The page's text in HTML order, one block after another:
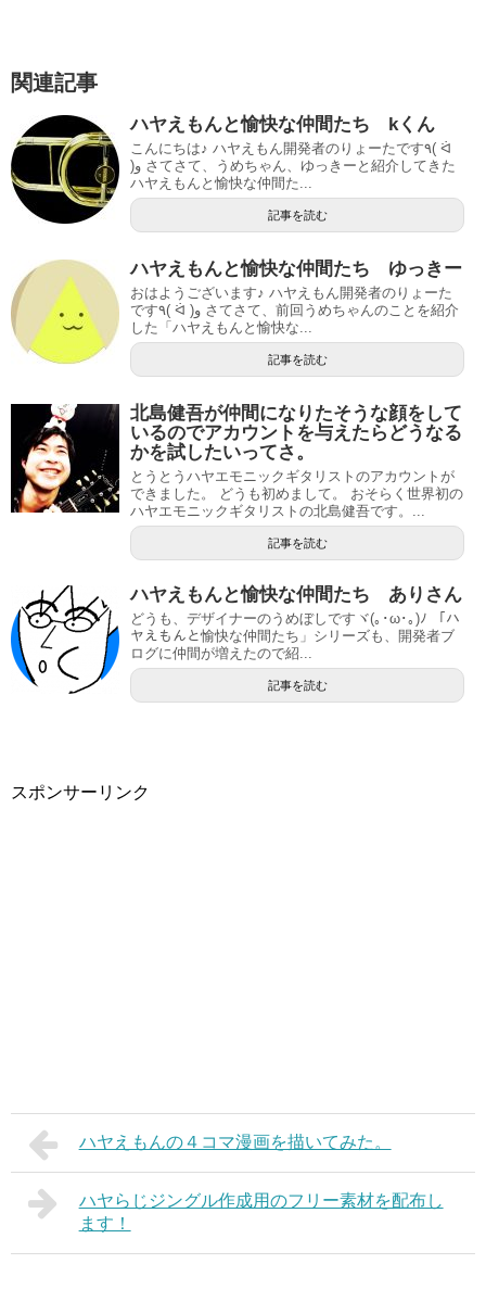
関連記事
ハヤえもんと愉快な仲間たち kくん
こんにちは♪ ハヤえもん開発者のりょーたです٩( ᐛ
)و さてさて、うめちゃん、ゆっきーと紹介してきた
ハヤえもんと愉快な仲間た...
記事を読む
ハヤえもんと愉快な仲間たち ゆっきー
おはようございます♪ ハヤえもん開発者のりょーた
です٩( ᐛ )و さてさて、前回うめちゃんのことを紹介
した「ハヤえもんと愉快な...
記事を読む
北島健吾が仲間になりたそうな顔をして
いるのでアカウントを与えたらどうなる
かを試したいってさ。
とうとうハヤエモニックギタリストのアカウントが
できました。 どうも初めまして。 おそらく世界初の
ハヤエモニックギタリストの北島健吾です。...
記事を読む
ハヤえもんと愉快な仲間たち ありさん
どうも、デザイナーのうめぼしですヾ(｡･ω･｡)ﾉ 「ハ
ヤえもんと愉快な仲間たち」シリーズも、開発者ブ
ログに仲間が増えたので紹...
記事を読む
スポンサーリンク
ハヤえもんの４コマ漫画を描いてみた。
ハヤらじジングル作成用のフリー素材を配布し
ます！